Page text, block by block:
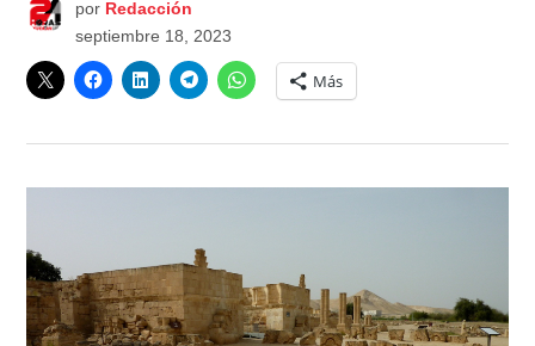
por Redacción
septiembre 18, 2023
Más